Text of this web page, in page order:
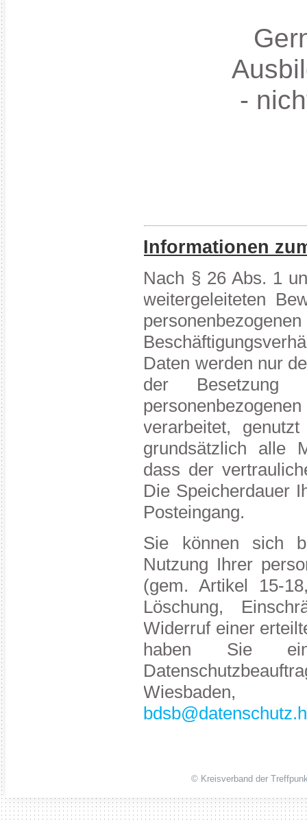
-
Informationen
Nach § 26 Abs. 1
weitergeleiteten
Daten werden nur
der
verarbeitet,
grundsätzlich alle
dass der
Die Speicherdauer
Posteingang.
Sie können sich
Nutzung Ihrer
(gem. Artikel 15-
Löschung,
Widerruf einer
haben Sie ein
© Kreisverband der